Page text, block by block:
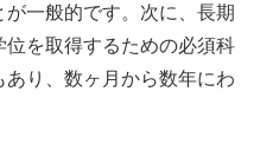
一般的です。次に、長期
を取得するための必須科
り、数ヶ月から数年にわ